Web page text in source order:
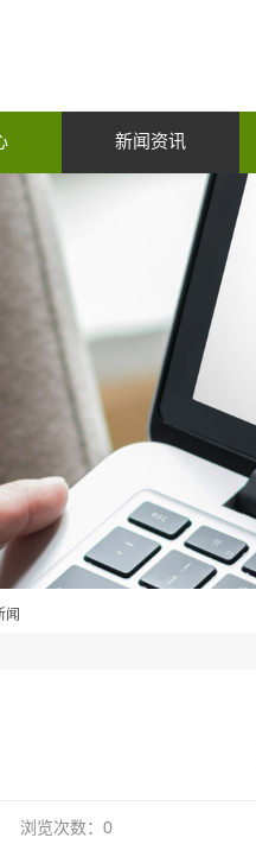
新闻资讯
闻
浏览次数： 0